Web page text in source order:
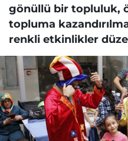
gönüllü bir topluluk,
topluma
renkli etkinlikler